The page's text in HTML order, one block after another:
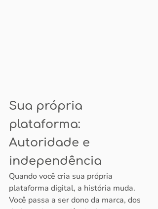
Sua própria
plataforma:
Autoridade e
independência
Quando você cria sua própria
plataforma digital, a história muda.
Você passa a ser dono da marca, dos